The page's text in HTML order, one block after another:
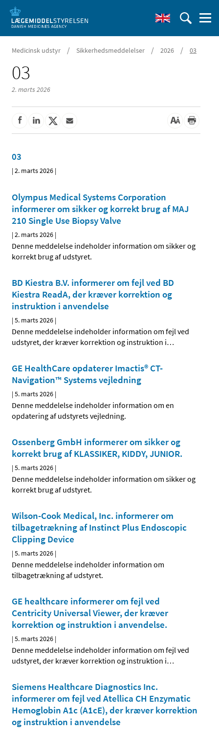
Medicinsk udstyr / Sikkerhedsmeddelelser / 2026 / 03
03
2. marts 2026
03
|2. marts 2026 |
Olympus Medical Systems Corporation
informerer om sikker og korrekt brug af MAJ
210 Single Use Biopsy Valve
|2. marts 2026 |
Denne meddelelse indeholder information om sikker og
korrekt brug af udstyret.
BD Kiestra B.V. informerer om fejl ved BD
Kiestra ReadA, der kræver korrektion og
instruktion i anvendelse
|5. marts 2026 |
Denne meddelelse indeholder information om fejl ved
udstyret, der kræver korrektion og instruktion i…
GE HealthCare opdaterer Imactis® CT-
Navigation™ Systems vejledning
|5. marts 2026 |
Denne meddelelse indeholder information om en
opdatering af udstyrets vejledning.
Ossenberg GmbH informerer om sikker og
korrekt brug af KLASSIKER, KIDDY, JUNIOR.
|5. marts 2026 |
Denne meddelelse indeholder information om sikker og
korrekt brug af udstyret.
Wilson-Cook Medical, Inc. informerer om
tilbagetrækning af Instinct Plus Endoscopic
Clipping Device
|5. marts 2026 |
Denne meddelelse indeholder information om
tilbagetrækning af udstyret.
GE healthcare informerer om fejl ved
Centricity Universal Viewer, der kræver
korrektion og instruktion i anvendelse.
|5. marts 2026 |
Denne meddelelse indeholder information om fejl ved
udstyret, der kræver korrektion og instruktion i…
Siemens Healthcare Diagnostics Inc.
informerer om fejl ved Atellica CH Enzymatic
Hemoglobin A1c (A1c­E), der kræver korrektion
og instruktion i anvendelse